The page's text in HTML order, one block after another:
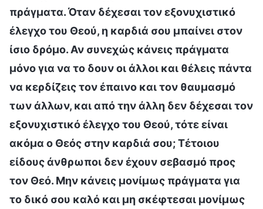
πράγματα. Όταν δέχεσαι τον εξονυχιστικό
έλεγχο του Θεού, η καρδιά σου μπαίνει στον
ίσιο δρόμο. Αν συνεχώς κάνεις πράγματα
μόνο για να το δουν οι άλλοι και θέλεις πάντα
να κερδίζεις τον έπαινο και τον θαυμασμό
των άλλων, και από την άλλη δεν δέχεσαι τον
εξονυχιστικό έλεγχο του Θεού, τότε είναι
ακόμα ο Θεός στην καρδιά σου; Τέτοιου
είδους άνθρωποι δεν έχουν σεβασμό προς
τον Θεό. Μην κάνεις μονίμως πράγματα για
το δικό σου καλό και μη σκέφτεσαι μονίμως